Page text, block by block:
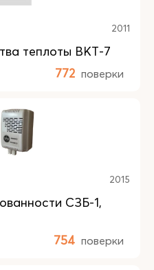
2011
теплоты ВКТ-7
772 поверки
2015
СЗБ-1,
754 поверки